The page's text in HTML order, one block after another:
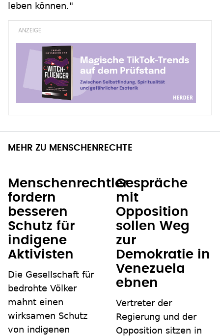
leben können."
MEHR ZU MENSCHENRECHTE
Menschenrechtler
fordern
besseren
Schutz für
indigene
Aktivisten
Die Gesellschaft für
bedrohte Völker
mahnt einen
wirksamen Schutz
von indigenen
Gespräche
mit
Opposition
sollen Weg
zur
Demokratie in
Venezuela
ebnen
Vertreter der
Regierung und der
Opposition sitzen in